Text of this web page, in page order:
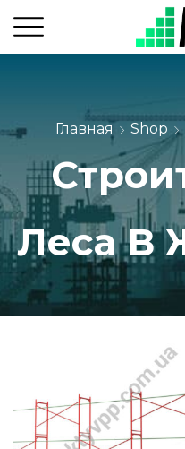
Главная Shop
Леса В